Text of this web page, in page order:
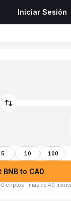
Iniciar Sesión
5 10 100
to CAD
criptos · más de 40